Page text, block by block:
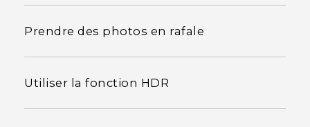
Prendre des photos en rafale
Utiliser la fonction HDR